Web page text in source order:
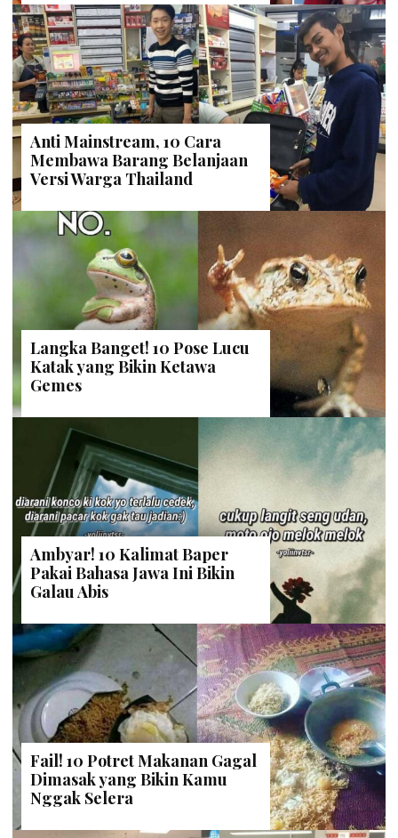
Anti Mainstream, 10 Cara
Membawa Barang Belanjaan
Versi Warga Thailand
Langka Banget! 10 Pose Lucu
Katak yang Bikin Ketawa
Gemes
Ambyar! 10 Kalimat Baper
Pakai Bahasa Jawa Ini Bikin
Galau Abis
Fail! 10 Potret Makanan Gagal
Dimasak yang Bikin Kamu
Nggak Selera